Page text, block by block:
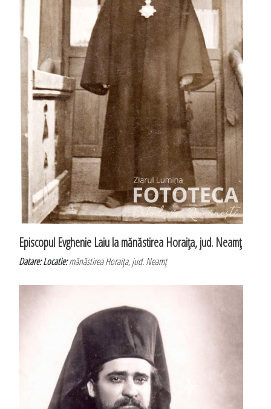
Episcopul Evghenie Laiu la mănăstirea Horaiţa, jud. Neamţ
Datare:Locatie:mănăstirea Horaiţa, jud. Neamţ